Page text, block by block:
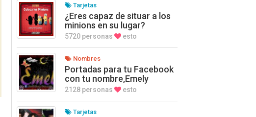
Tarjetas
¿Eres capaz de situar a los
minions en su lugar?
5720 personas esto
Nombres
Portadas para tu Facebook
con tu nombre,Emely
2128 personas esto
Tarjetas